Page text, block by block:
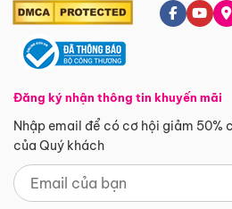
Đăng ký nhận thông tin khuyến mãi
Nhập email để có cơ hội giảm 50%
của Quý khách